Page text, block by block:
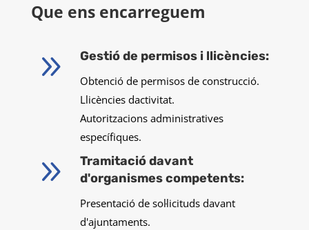
Que ens encarreguem
9 Gestió de permisos i llicències:
Obtenció de permisos de construcció.
Llicències dactivitat.
Autoritzacions administratives
específiques.
9
Tramitació davant
d'organismes competents:
Presentació de sol·licituds davant
d'ajuntaments.